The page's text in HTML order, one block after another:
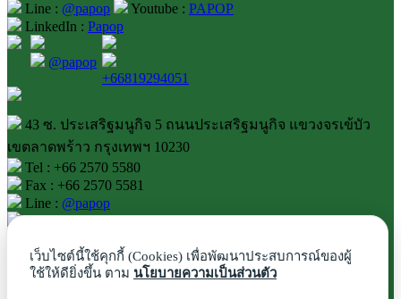
Line : @papop Youtube : PAPOP
LinkedIn : Papop
@papop
+66819294051
43 ซ. ประเสริฐมนูกิจ 5 ถนนประเสริฐมนูกิจ แขวงจรเข้บัว
เขตลาดพร้าว กรุงเทพฯ 10230
Tel : +66 2570 5580
Fax : +66 2570 5581
Line : @papop
Youtube :PAPOP
เว็บไซต์นี้ใช้คุกกี้ (Cookies) เพื่อพัฒนาประสบการณ์ของผู้
ใช้ให้ดียิ่งขึ้น ตาม นโยบายความเป็นส่วนตัว